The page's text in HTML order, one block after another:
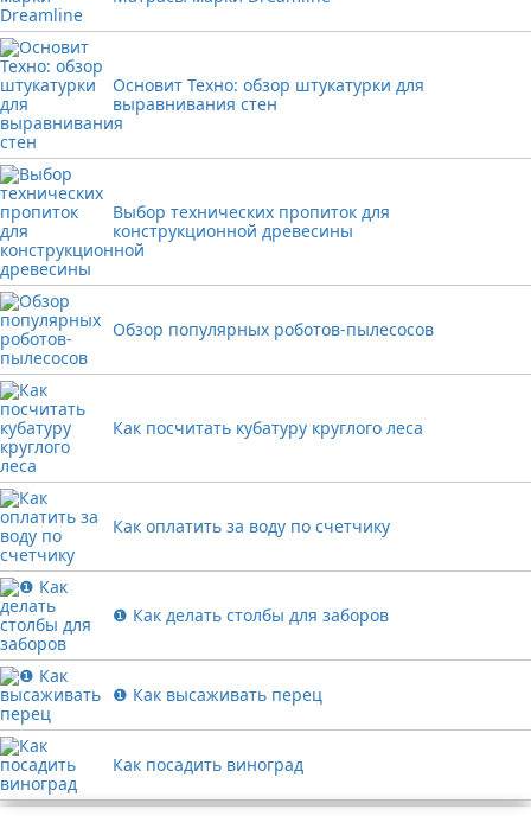
Основит Техно: обзор штукатурки для
выравнивания стен
Выбор технических пропиток для
конструкционной древесины
Обзор популярных роботов-пылесосов
Как посчитать кубатуру круглого леса
Как оплатить за воду по счетчику
❶ Как делать столбы для заборов
❶ Как высаживать перец
Как посадить виноград